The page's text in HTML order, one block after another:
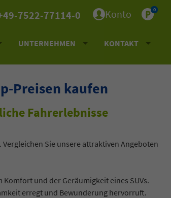
7522-77114-0 Konto 0
UNTERNEHMEN KONTAKT
Preisen kaufen
Fahrerlebnisse
Sie unsere attraktiven Angeboten
und der Geräumigkeit eines SUVs.
erregt und Bewunderung hervorruft.